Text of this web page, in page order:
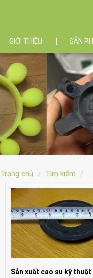
GIỚI THIỆU SẢN
Trang chủ Tìm kiếm
Sản xuất cao su kỹ thuật